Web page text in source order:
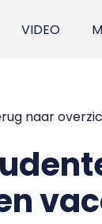
VIDEO
naar